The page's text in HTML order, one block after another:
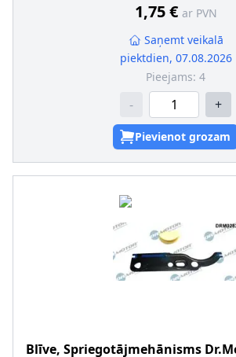
1,75 € ar PVN
Saņemt veikalā
piektdien, 07.08.2026
Pieejams: 4
- +
Pievienot grozam
Blīve, Spriegotājmehānisms